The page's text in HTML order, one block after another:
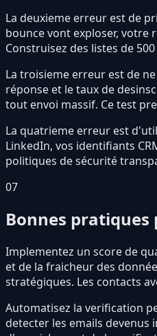
La deuxieme erreur est de
bounce vont exploser, votre
Construisez des listes de
La troisieme erreur est de
réponse et le taux de
tout envoi massif. Ce test
La quatrieme erreur est
LinkedIn, vos identifiants
politiques de sécurité
07
Bonnes
Implementez un score de
et de la fraicheur des
stratégiques. Les contacts
Automatisez la verification
detecter les emails devenus